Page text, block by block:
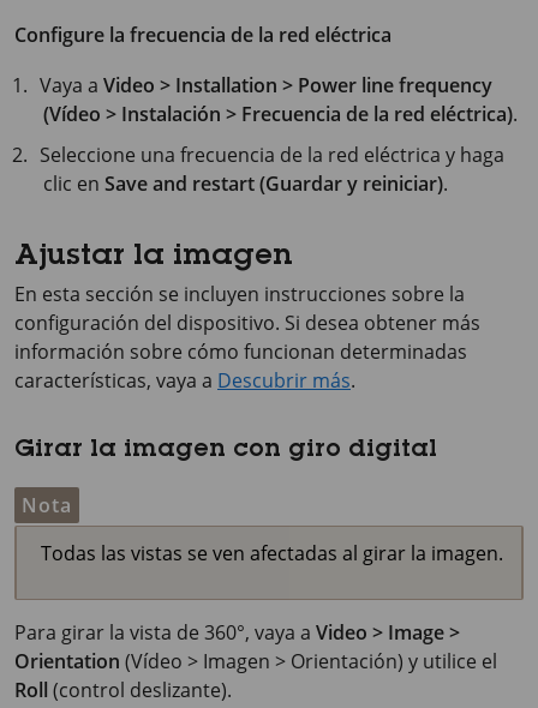
Configure la frecuencia de la red eléctrica
Vaya aVideo > Installation > Power line frequency
(Vídeo > Instalación > Frecuencia de la red eléctrica).
Seleccione una frecuencia de la red eléctrica y haga
clic en Save and restart (Guardar y reiniciar).
Ajustar la imagen
En esta sección se incluyen instrucciones sobre la
configuración del dispositivo. Si desea obtener más
información sobre cómo funcionan determinadas
características, vaya a Descubrir más.
Girar la imagen con giro digital
Nota
Todas las vistas se ven afectadas al girar la imagen.
Para girar la vista de 360°, vaya a Video > Image >
Orientation (Vídeo > Imagen > Orientación) y utilice el
Roll (control deslizante).